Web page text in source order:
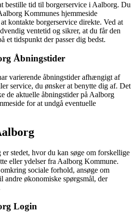
bestille tid til borgerservice i Aalborg. Du
Kommunes hjemmeside
kontakte borgerservice direkte. Ved at
ventetid og sikrer, at du får den
et tidspunkt der passer dig bedst.
Åbningstider
varierende åbningstider afhængigt af
service, du ønsker at benytte dig af. Det
de aktuelle åbningstider på Aalborg
for at undgå eventuelle
stedet, hvor du kan søge om forskellige
eller ydelser fra Aalborg Kommune.
sociale forhold, ansøge om
økonomiske spørgsmål, der
Login